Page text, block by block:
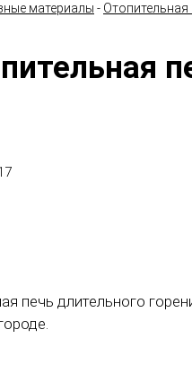
материалы -